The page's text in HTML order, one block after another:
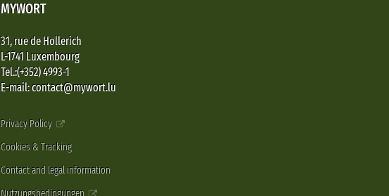
MYWORT
31, rue de Hollerich
L-1741 Luxembourg
Tel.:(+352) 4993-1
E-mail: contact@mywort.lu
Privacy Policy
Cookies & Tracking
Contact and legal information